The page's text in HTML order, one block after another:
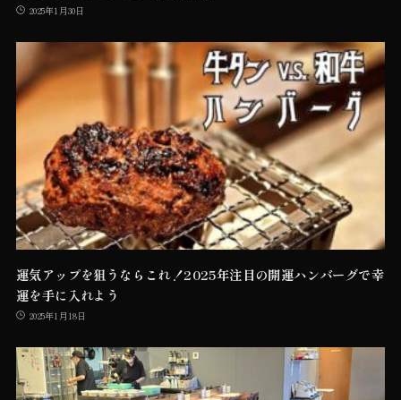
2025年1月30日
運気アップを狙うならこれ！2025年注目の開運ハンバーグで幸
運を手に入れよう
2025年1月18日